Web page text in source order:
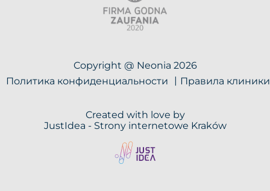
Copyright @ Neonia 2026
Политика конфиденциальности
Правила клиники
Created with love by
JustIdea - Strony internetowe Kraków